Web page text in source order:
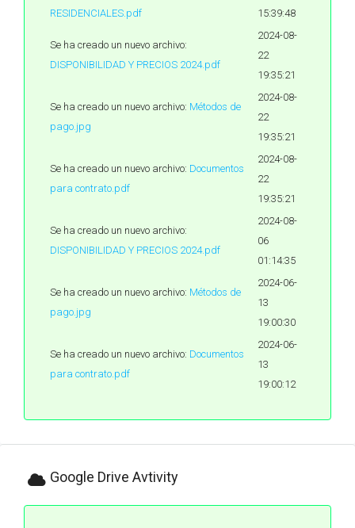
RESIDENCIALES.pdf
15:39:48
Se ha creado un nuevo archivo:
DISPONIBILIDAD Y PRECIOS 2024.pdf
2024-08-
22
19:35:21
Se ha creado un nuevo archivo: Métodos de
pago.jpg
2024-08-
22
19:35:21
Se ha creado un nuevo archivo: Documentos
para contrato.pdf
2024-08-
22
19:35:21
Se ha creado un nuevo archivo:
DISPONIBILIDAD Y PRECIOS 2024.pdf
2024-08-
06
01:14:35
Se ha creado un nuevo archivo: Métodos de
pago.jpg
2024-06-
13
19:00:30
Se ha creado un nuevo archivo: Documentos
para contrato.pdf
2024-06-
13
19:00:12
Google Drive Avtivity